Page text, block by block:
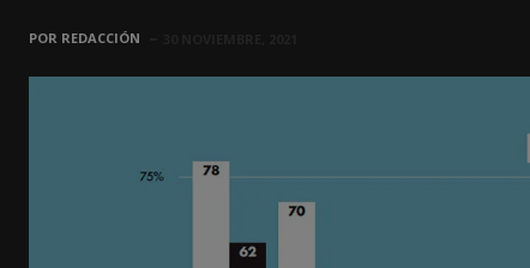
POR REDACCIÓN